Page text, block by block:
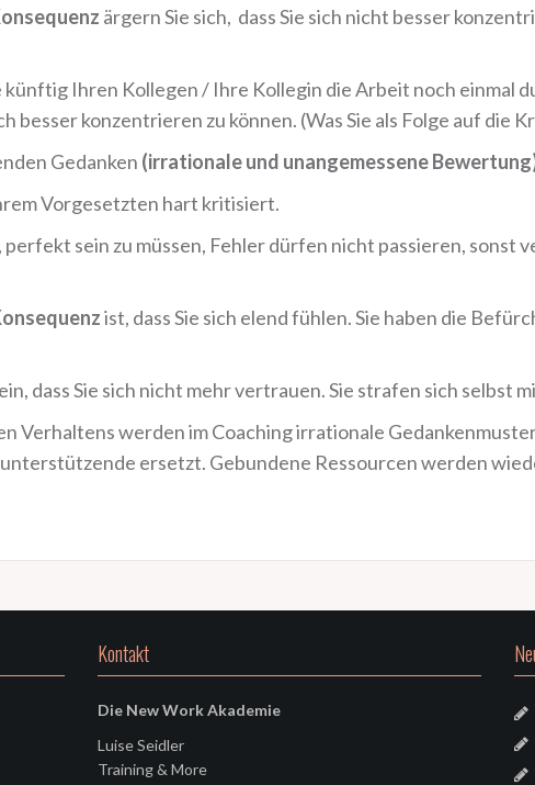
ärgern Sie sich, dass Sie sich nicht besser
künftig Ihren Kollegen / Ihre Kollegin die Arbeit noch einmal
besser konzentrieren zu können. (Was Sie als Folge auf die
Gedanken (irrationale und unangemessene
Vorgesetzten hart kritisiert.
perfekt sein zu müssen, Fehler dürfen nicht passieren, sonst
ist, dass Sie sich elend fühlen. Sie haben die
dass Sie sich nicht mehr vertrauen. Sie strafen sich selbst
Verhaltens werden im Coaching irrationale
ersetzt. Gebundene Ressourcen werden
Kontakt
Die New Work Akademie
Luise Seidler
Training & More